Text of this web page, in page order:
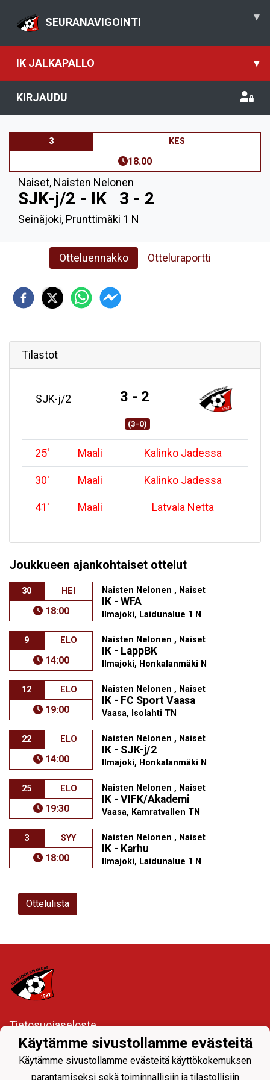
SEURANAVIGOINTI ▾
IK JALKAPALLO ▾
KIRJAUDU
3 KES
18.00
Naiset, Naisten Nelonen
SJK-j/2 - IK 3 - 2
Seinäjoki, Prunttimäki 1 N
Otteluennakko Otteluraportti
Tilastot
SJK-j/2 3 - 2
(3-0)
25' Maali Kalinko Jadessa
30' Maali Kalinko Jadessa
41' Maali Latvala Netta
Joukkueen ajankohtaiset ottelut
30 HEI
18:00
Naisten Nelonen , Naiset
IK - WFA
Ilmajoki, Laidunalue 1 N
9 ELO
14:00
Naisten Nelonen , Naiset
IK - LappBK
Ilmajoki, Honkalanmäki N
12 ELO
19:00
Naisten Nelonen , Naiset
IK - FC Sport Vaasa
Vaasa, Isolahti TN
22 ELO
14:00
Naisten Nelonen , Naiset
IK - SJK-j/2
Ilmajoki, Honkalanmäki N
25 ELO
19:30
Naisten Nelonen , Naiset
IK - VIFK/Akademi
Vaasa, Kamratvallen TN
3 SYY
18:00
Naisten Nelonen , Naiset
IK - Karhu
Ilmajoki, Laidunalue 1 N
Ottelulista
Tietosuojaseloste
Ylävalikon seuranavigoinnista joukkueiden sivuille
Käytämme sivustollamme evästeitä
Käytämme sivustollamme evästeitä käyttökokemuksen
parantamiseksi sekä toiminnallisiin ja tilastollisiin